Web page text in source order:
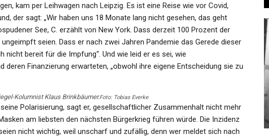
kam per Leihwagen nach Leipzig. Es ist eine Reise wie vor Covid,
der sagt: „Wir haben uns 18 Monate lang nicht gesehen, das geht
See, C. erzählt von New York. Dass derzeit 100 Prozent der
seien. Dass er nach zwei Jahren Pandemie das Gerede dieser
nicht bereit für die Impfung“. Und wie leid er es sei, wie
deren Finanzierung erwarteten, „obwohl ihre eigene Entscheidung sie zu
Kolumnist Klaus Brinkbäumer.Foto: Tobias Everke
Polarisierung, sagt er, gesellschaftlicher Zusammenhalt nicht mehr
am liebsten den nächsten Bürgerkrieg führen würde. Die Inzidenz
nicht wichtig, weil unscharf und zufällig, denn wer meldet sich nach
KULTUR
Hauptstadtkulturfonds : Berlin…